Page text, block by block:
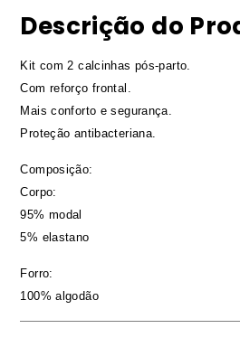
Descrição do
Kit com 2 calcinhas pós-parto.
Com reforço frontal.
Mais conforto e segurança.
Proteção antibacteriana.
Composição:
Corpo:
95% modal
5% elastano
Forro:
100% algodão